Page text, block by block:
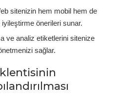
sitenizin hem mobil hem de
iyileştirme önerileri sunar.
ve analiz etiketlerini sitenize
sağlar.